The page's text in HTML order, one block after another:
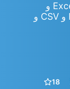
يمكنك تحويل JSON إلى Word و Excel و
PowerPoint و PDF و JPG و PNG و CSV و
18